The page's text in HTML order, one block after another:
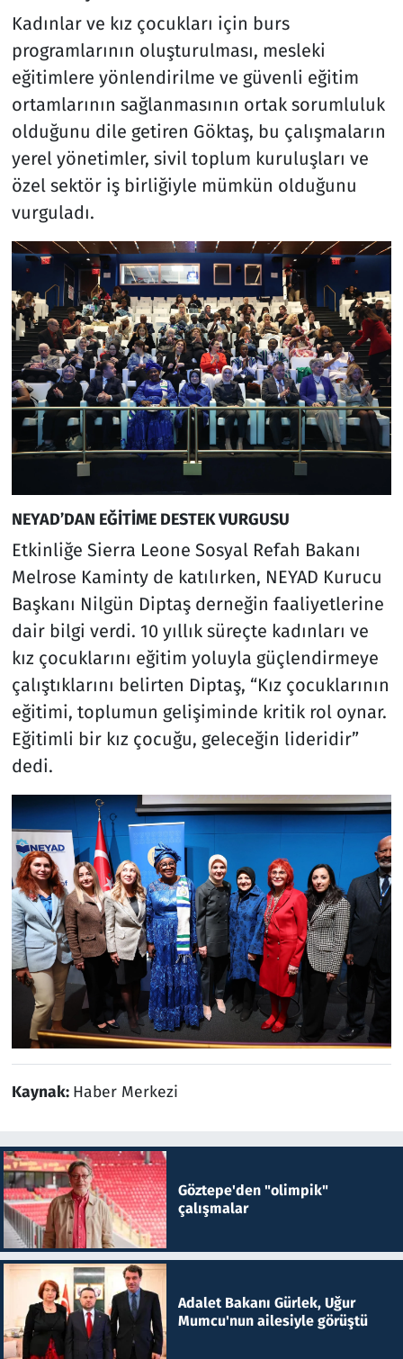
Kadınlar ve kız çocukları için burs
programlarının oluşturulması, mesleki
eğitimlere yönlendirilme ve güvenli eğitim
ortamlarının sağlanmasının ortak sorumluluk
olduğunu dile getiren Göktaş, bu çalışmaların
yerel yönetimler, sivil toplum kuruluşları ve
özel sektör iş birliğiyle mümkün olduğunu
vurguladı.
NEYAD’DAN EĞİTİME DESTEK VURGUSU
Etkinliğe Sierra Leone Sosyal Refah Bakanı
Melrose Kaminty de katılırken, NEYAD Kurucu
Başkanı Nilgün Diptaş derneğin faaliyetlerine
dair bilgi verdi. 10 yıllık süreçte kadınları ve
kız çocuklarını eğitim yoluyla güçlendirmeye
çalıştıklarını belirten Diptaş, “Kız çocuklarının
eğitimi, toplumun gelişiminde kritik rol oynar.
Eğitimli bir kız çocuğu, geleceğin lideridir”
dedi.
Kaynak: Haber Merkezi
Göztepe'den "olimpik"
çalışmalar
Adalet Bakanı Gürlek, Uğur
Mumcu'nun ailesiyle görüştü